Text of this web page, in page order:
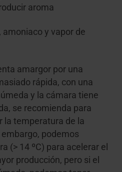
aroma
y vapor de
amargor por una
rápida, con una
y la cámara tiene
se recomienda para
la temperatura de la
podemos
(> 14 ºC) para acelerar el
producción, pero si el